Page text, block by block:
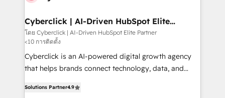
Cyberclick | AI-Driven HubSpot Elite
Partner
โดย Cyberclick | AI-Driven HubSpot Elite Partner
<10 การติดตั้ง
Cyberclick is an AI-powered digital growth agency
that helps brands connect technology, data, and
Barcelona and operating across Spain, LATAM, and
Solutions Partner4.9